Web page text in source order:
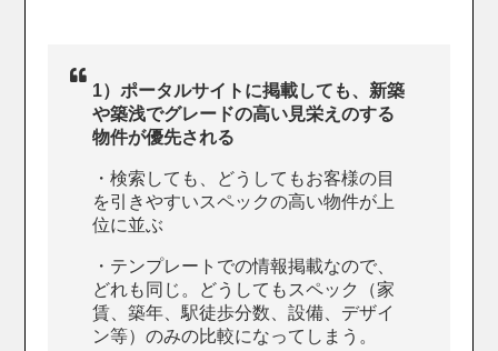
1）ポータルサイトに掲載しても、新築
や築浅でグレードの高い見栄えのする
物件が優先される
・検索しても、どうしてもお客様の目
を引きやすいスペックの高い物件が上
位に並ぶ
・テンプレートでの情報掲載なので、
どれも同じ。どうしてもスペック（家
賃、築年、駅徒歩分数、設備、デザイ
ン等）のみの比較になってしまう。